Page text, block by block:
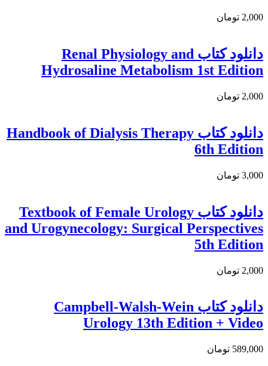
2,000 تومان
دانلود كتاب Renal Physiology and
Hydrosaline Metabolism 1st Edition
2,000 تومان
دانلود کتاب Handbook of Dialysis Therapy
6th Edition
3,000 تومان
دانلود کتاب Textbook of Female Urology
and Urogynecology: Surgical Perspectives
5th Edition
2,000 تومان
دانلود کتاب Campbell-Walsh-Wein
Urology 13th Edition + Video
589,000 تومان